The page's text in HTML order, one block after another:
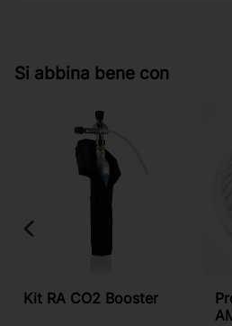
Si abbina bene con
Kit RA CO2 Booster